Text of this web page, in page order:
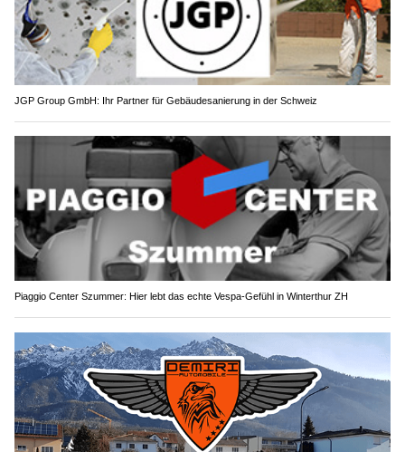
JGP Group GmbH: Ihr Partner für Gebäudesanierung in der Schweiz
Piaggio Center Szummer: Hier lebt das echte Vespa-Gefühl in Winterthur ZH